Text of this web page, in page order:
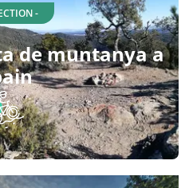
-
de muntanya a